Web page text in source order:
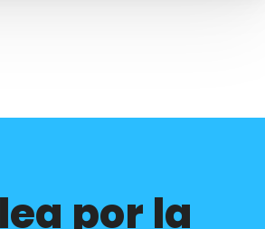
por la